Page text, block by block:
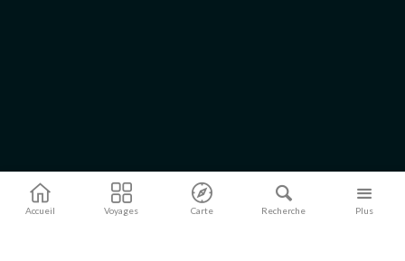
Accueil Voyages Carte Recherche Plus